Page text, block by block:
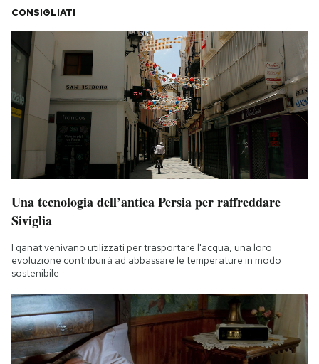
CONSIGLIATI
Una tecnologia dell’antica Persia per raffreddare
Siviglia
I qanat venivano utilizzati per trasportare l'acqua, una loro
evoluzione contribuirà ad abbassare le temperature in modo
sostenibile